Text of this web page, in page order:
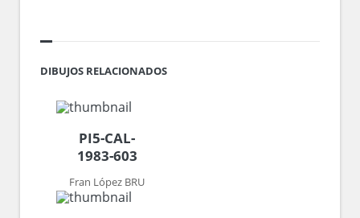
DIBUJOS RELACIONADOS
PI5-CAL-
1983-603
Fran López BRU